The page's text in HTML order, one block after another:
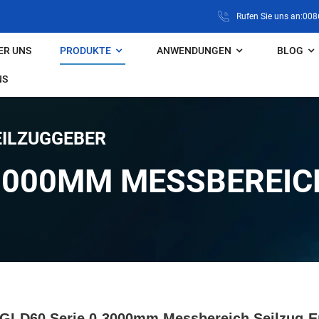
Rufen Sie uns
UNS PRODUKTE ANWENDUNGEN BLOG